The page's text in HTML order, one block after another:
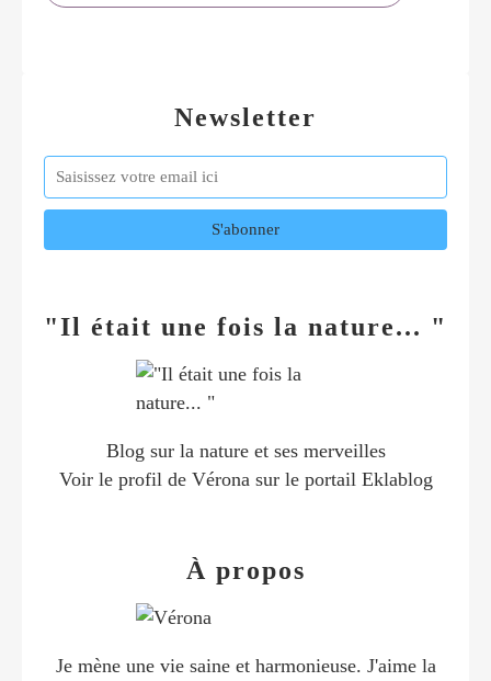
Newsletter
"Il était une fois la nature... "
Blog sur la nature et ses merveilles
Voir le profil de Véronasur le portail Eklablog
À propos
Je mène une vie saine et harmonieuse. J'aime la